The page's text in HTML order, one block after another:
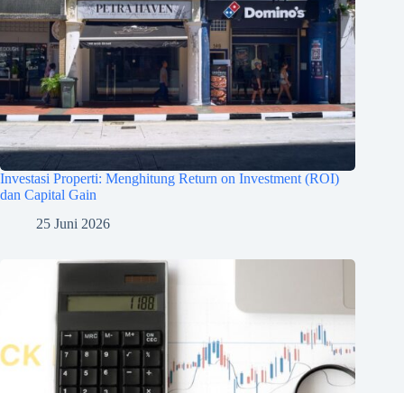
Investasi Properti: Menghitung Return on Investment (ROI)
dan Capital Gain
25 Juni 2026